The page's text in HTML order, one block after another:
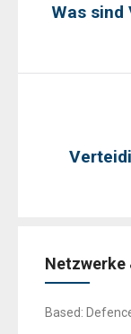
Was sind
Netzwerke
Based: